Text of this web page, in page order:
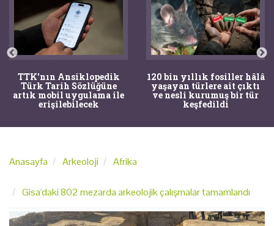
TTK'nın Ansiklopedik
Türk Tarih Sözlüğüne
artık mobil uygulama ile
erişilebilecek
120 bin yıllık fosiller hâlâ
yaşayan türlere ait çıktı
ve nesli kurumuş bir tür
keşfedildi
Anasayfa Arkeoloji Afrika
Gisa'daki 802 mezarda arkeolojik çalışmalar tamamlandı